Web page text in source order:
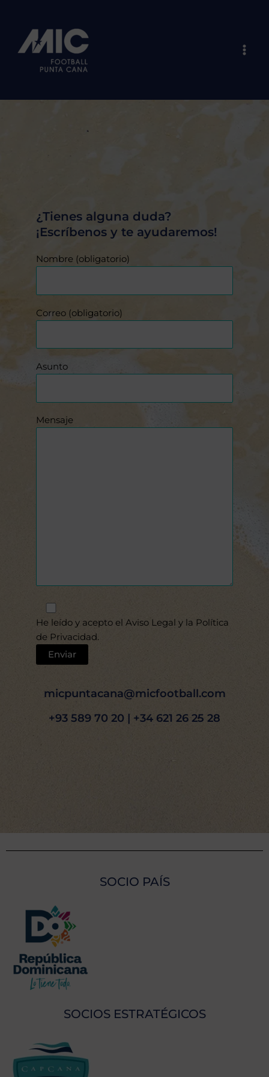
contenido
¿Tienes alguna duda?
¡Escríbenos y te ayudaremos!
Nombre (obligatorio)
Correo (obligatorio)
Asunto
Mensaje
He leído y acepto el Aviso Legal y la Política
de Privacidad.
micpuntacana@micfootball.com
+93 589 70 20 | +34 621 26 25 28
SOCIO PAÍS
SOCIOS ESTRATÉGICOS